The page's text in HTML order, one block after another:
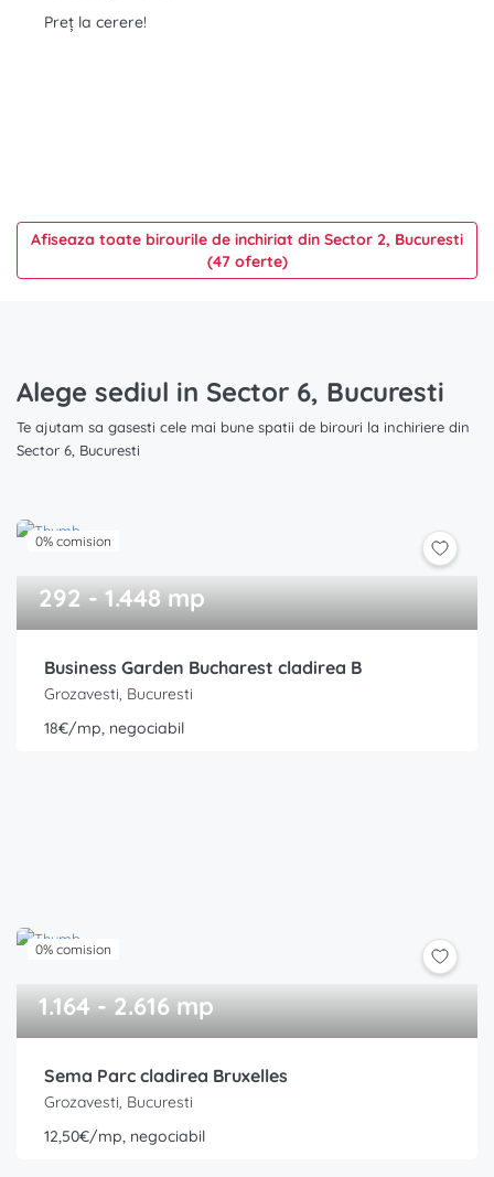
Preț la cerere!
Afiseaza toate birourile de inchiriat din Sector 2, Bucuresti
(47 oferte)
Alege sediul in Sector 6, Bucuresti
Te ajutam sa gasesti cele mai bune spatii de birouri la inchiriere din
Sector 6, Bucuresti
0% comision
292 - 1.448 mp
Business Garden Bucharest cladirea B
Grozavesti, Bucuresti
18€/mp, negociabil
0% comision
1.164 - 2.616 mp
Sema Parc cladirea Bruxelles
Grozavesti, Bucuresti
12,50€/mp, negociabil